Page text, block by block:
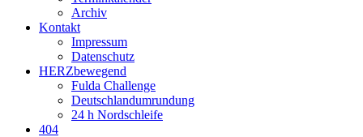
Archiv
Kontakt
Impressum
Datenschutz
HERZbewegend
Fulda Challenge
Deutschlandumrundung
24 h Nordschleife
404